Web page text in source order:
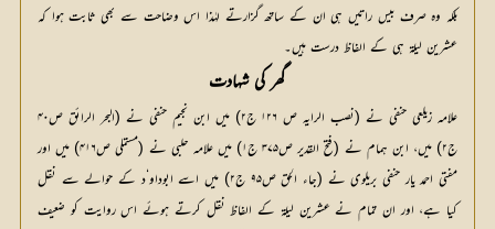
بلکہ وہ صرف بیس راتیں ہی ان کے ساتھ گزارتے لہٰذا اس وضاحت سے بھی ثابت ہوا کہ
عشرین لیلۃ ہی کے الفاظ درست ہیں۔
گھر کی شہادت
علامہ زیلعی حنفی نے (نصب الرایہ ص ۱۲۶ ج۲) میں ابن نجیم حنفی نے (البحر الرائق ص۴۰
ج۲) میں، ابن ہمام نے (فتح القدیر ص۳۷۵ ج۱) میں علامہ حلبی نے (مستملی ص۴۱۶) میں اور
مفتی احمد یار حنفی بریلوی نے (جاء الحق ص۹۵ ج۲) میں اسے ابوداو‘د کے حوالے سے نقل
کیا ہے، اور ان تمام نے عشرین لیلۃ کے الفاظ نقل کرتے ہوئے اس روایت کو ضعیف